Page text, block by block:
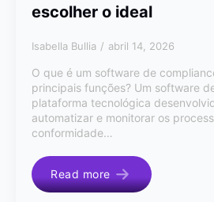
escolher o ideal
Isabella Bullia abril 14, 2026
O que é um software de
principais funções? Um software
plataforma tecnológica
automatizar e monitorar os
conformidade…
Read more